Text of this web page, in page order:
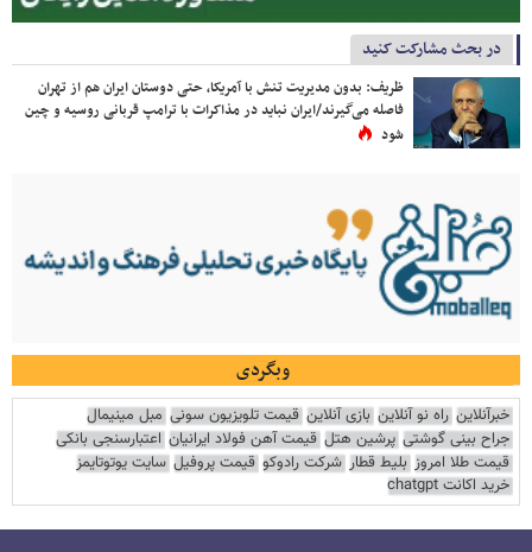
در بحث مشارکت کنید
ظریف: بدون مدیریت تنش با آمریکا، حتی دوستان ایران هم از تهران
فاصله می‌گیرند/ایران نباید در مذاکرات با ترامپ قربانی روسیه و چین
شود
وبگردی
خبرآنلاین راه نو آنلاین بازی آنلاین قیمت تلویزیون سونی مبل مینیمال
جراح بینی گوشتی پرشین هتل قیمت آهن فولاد ایرانیان اعتبارسنجی بانکی
قیمت طلا امروز بلیط قطار شرکت رادوکو قیمت پروفیل سایت یوتوتایمز
خرید اکانت chatgpt